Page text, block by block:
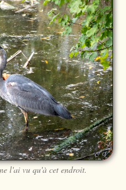
l'ai vu qu'à cet endroit.